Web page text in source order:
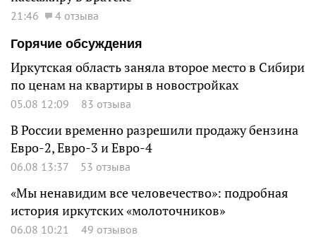
21:46
4 отзыва
Горячие обсуждения
Иркутская область заняла второе место в Сибири
по ценам на квартиры в новостройках
05.08 12:09 83 отзыва
В России временно разрешили продажу бензина
Евро-2, Евро-3 и Евро-4
06.08 13:37 53 отзыва
«Мы ненавидим все человечество»: подробная
история иркутских «молоточников»
06.08 10:21 49 отзывов